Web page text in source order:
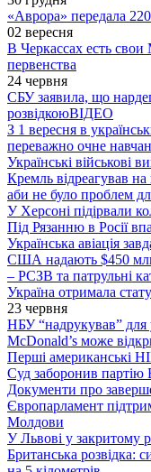
«Аврора» передала
02 вересня
В Черкассах есть
первенства
24 червня
СБУ заявила, що
розвідкоюВІДЕО
З 1 вересня в
переважно очне
Українські військові
Кремль відреагував
аби не було проблем
У Херсоні підірвали
Під Рязанню в Росії
Українська авіація
США надають $450 млн
– РСЗВ та патрульні
Україна отримала
23 червня
НБУ “надрукував” для
McDonald’s може
Перші американські
Суд заборонив партію
Документи про
Європарламент
Молдови
У Львові у закритому
Британська розвідка: